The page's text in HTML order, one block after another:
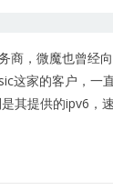
商，微魔也曾经
这家的客户，一
其提供的ipv6，